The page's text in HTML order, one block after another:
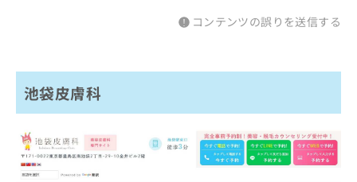
コンテンツの誤りを送信する
池袋皮膚科